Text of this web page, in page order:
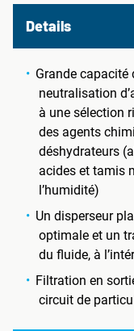
Details
Grande capacité
neutralisation
à une sélection
des agents
déshydrateurs
acides et tamis
l’humidité)
Un disperseur
optimale et un
du fluide, à
Filtration en
circuit de